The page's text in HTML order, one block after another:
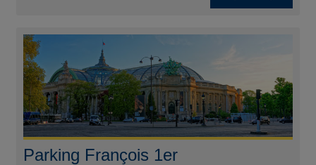
Parking François 1er